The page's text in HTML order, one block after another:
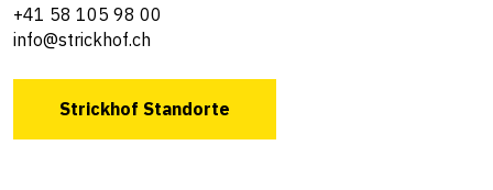
+41 58 105 98 00
info@strickhof.ch
Strickhof Standorte